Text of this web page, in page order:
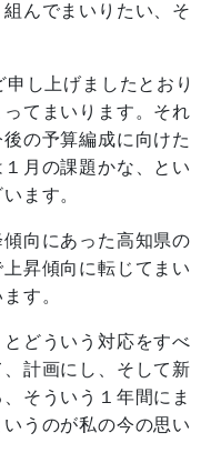
んでまいりたい、そ
し上げましたとおり
てまいります。それ
の予算編成に向けた
月の課題かな、とい
ます。
向にあった高知県の
昇傾向に転じてまい
す。
どういう対応をすべ
計画にし、そして新
そういう１年間にま
うのが私の今の思い